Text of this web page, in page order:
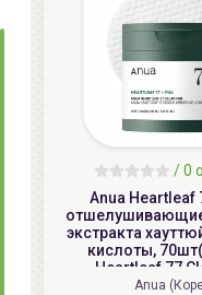
/0
Anua Heartleaf
экстракта
кислоты,
Heartleaf 77
Anua